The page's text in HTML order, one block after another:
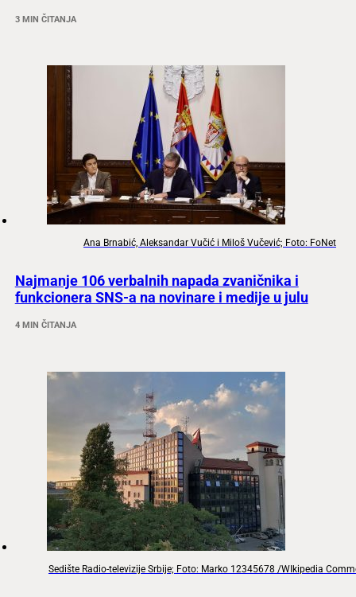
3 MIN ČITANJA
Ana Brnabić, Aleksandar Vučić i Miloš Vučević; Foto: FoNet
Najmanje 106 verbalnih napada zvaničnika i
funkcionera SNS-a na novinare i medije u julu
4 MIN ČITANJA
Sedište Radio-televizije Srbije; Foto: Marko 12345678 /WIkipedia